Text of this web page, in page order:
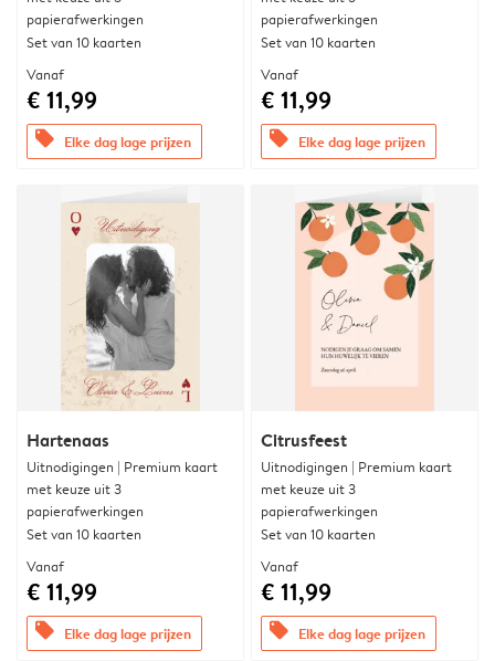
papierafwerkingen
Set van 10 kaarten
Vanaf
€ 11,99
offers Elke dag lage prijzen
papierafwerkingen
Set van 10 kaarten
Vanaf
€ 11,99
offers Elke dag lage prijzen
Hartenaas
Uitnodigingen | Premium kaart
met keuze uit 3
papierafwerkingen
Set van 10 kaarten
Vanaf
€ 11,99
offers Elke dag lage prijzen
Citrusfeest
Uitnodigingen | Premium kaart
met keuze uit 3
papierafwerkingen
Set van 10 kaarten
Vanaf
€ 11,99
offers Elke dag lage prijzen